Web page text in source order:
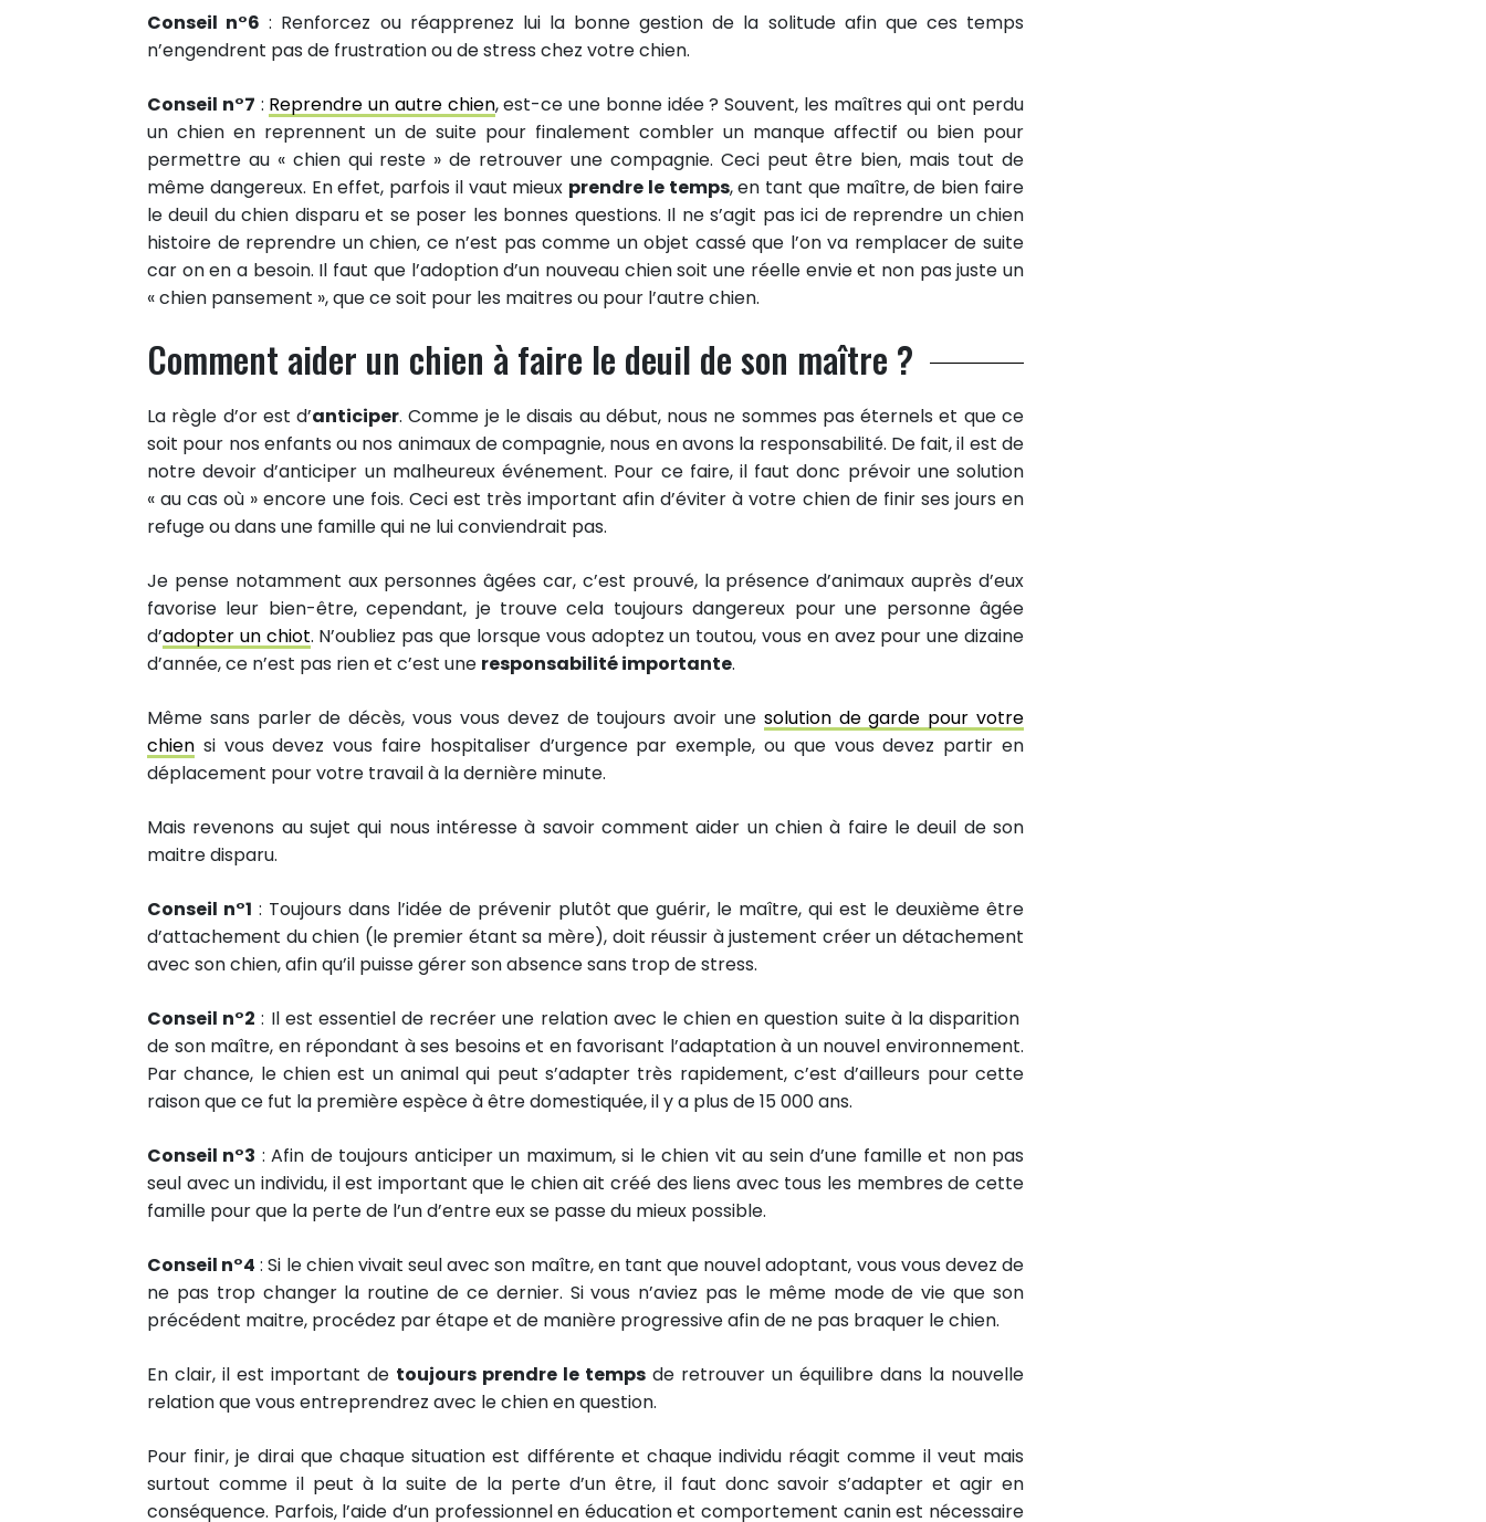
Partager sur Twitter
Conseil n°6 : Renforcez ou réapprenez lui la bonne gestion de la solitude afin que ces temps
n’engendrent pas de frustration ou de stress chez votre chien.
Conseil n°7 : Reprendre un autre chien, est-ce une bonne idée ? Souvent, les maîtres qui ont perdu
un chien en reprennent un de suite pour finalement combler un manque affectif ou bien pour
permettre au « chien qui reste » de retrouver une compagnie. Ceci peut être bien, mais tout de
même dangereux. En effet, parfois il vaut mieux prendre le temps, en tant que maître, de bien faire
le deuil du chien disparu et se poser les bonnes questions. Il ne s’agit pas ici de reprendre un chien
histoire de reprendre un chien, ce n’est pas comme un objet cassé que l’on va remplacer de suite
car on en a besoin. Il faut que l’adoption d’un nouveau chien soit une réelle envie et non pas juste un
« chien pansement », que ce soit pour les maitres ou pour l’autre chien.
Comment aider un chien à faire le deuil de son maître ?
La règle d’or est d’anticiper. Comme je le disais au début, nous ne sommes pas éternels et que ce
soit pour nos enfants ou nos animaux de compagnie, nous en avons la responsabilité. De fait, il est de
notre devoir d’anticiper un malheureux événement. Pour ce faire, il faut donc prévoir une solution
« au cas où » encore une fois. Ceci est très important afin d’éviter à votre chien de finir ses jours en
refuge ou dans une famille qui ne lui conviendrait pas.
Je pense notamment aux personnes âgées car, c’est prouvé, la présence d’animaux auprès d’eux
favorise leur bien-être, cependant, je trouve cela toujours dangereux pour une personne âgée
d’adopter un chiot. N’oubliez pas que lorsque vous adoptez un toutou, vous en avez pour une dizaine
d’année, ce n’est pas rien et c’est une responsabilité importante.
Même sans parler de décès, vous vous devez de toujours avoir une solution de garde pour votre
chien si vous devez vous faire hospitaliser d’urgence par exemple, ou que vous devez partir en
déplacement pour votre travail à la dernière minute.
Mais revenons au sujet qui nous intéresse à savoir comment aider un chien à faire le deuil de son
maitre disparu.
Conseil n°1 : Toujours dans l’idée de prévenir plutôt que guérir, le maître, qui est le deuxième être
d’attachement du chien (le premier étant sa mère), doit réussir à justement créer un détachement
avec son chien, afin qu’il puisse gérer son absence sans trop de stress.
Conseil n°2 : Il est essentiel de recréer une relation avec le chien en question suite à la disparition
de son maître, en répondant à ses besoins et en favorisant l’adaptation à un nouvel environnement.
Par chance, le chien est un animal qui peut s’adapter très rapidement, c’est d’ailleurs pour cette
raison que ce fut la première espèce à être domestiquée, il y a plus de 15 000 ans.
Conseil n°3 : Afin de toujours anticiper un maximum, si le chien vit au sein d’une famille et non pas
seul avec un individu, il est important que le chien ait créé des liens avec tous les membres de cette
famille pour que la perte de l’un d’entre eux se passe du mieux possible.
Conseil n°4 : Si le chien vivait seul avec son maître, en tant que nouvel adoptant, vous vous devez de
ne pas trop changer la routine de ce dernier. Si vous n’aviez pas le même mode de vie que son
précédent maitre, procédez par étape et de manière progressive afin de ne pas braquer le chien.
En clair, il est important de toujours prendre le temps de retrouver un équilibre dans la nouvelle
relation que vous entreprendrez avec le chien en question.
Pour finir, je dirai que chaque situation est différente et chaque individu réagit comme il veut mais
surtout comme il peut à la suite de la perte d’un être, il faut donc savoir s’adapter et agir en
conséquence. Parfois, l’aide d’un professionnel en éducation et comportement canin est nécessaire